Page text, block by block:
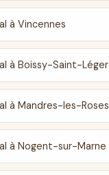
à Vincennes
à Boissy-Saint-Léger
à Mandres-les-Roses
à Nogent-sur-Marne